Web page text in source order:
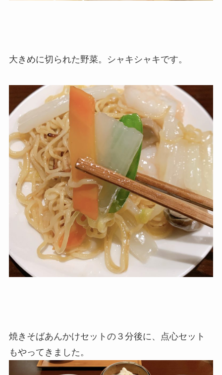
大きめに切られた野菜。シャキシャキです。
焼きそばあんかけセットの３分後に、点心セット
もやってきました。